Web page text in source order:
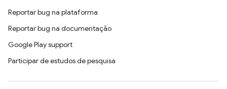
Reportar bug na plataforma
Reportar bug na documentação
Google Play support
Participar de estudos de pesquisa